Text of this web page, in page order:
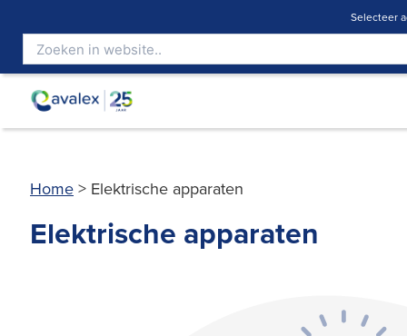
Selecteer
Home > Elektrische apparaten
Elektrische apparaten